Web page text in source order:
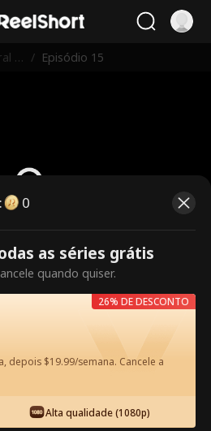
A
/ Episódio 15
pago. Desbloqueie
assistir.
0
as séries grátis
quando quiser.
depois $19.99/semana. Cancele a
Alta qualidade (1080p)
26% DE DESCONTO